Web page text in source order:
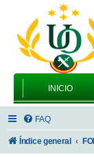
INICIO
FAQ
Índice general